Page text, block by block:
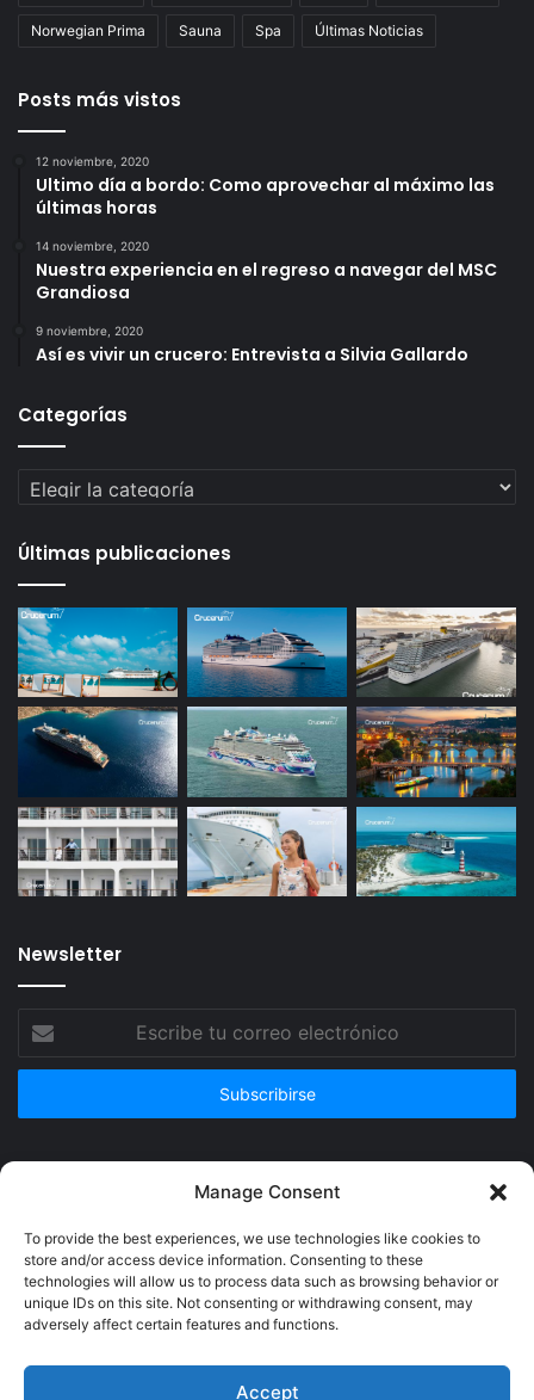
Manage Consent
To provide the best experiences, we use technologies like cookies to
store and/or access device information. Consenting to these
technologies will allow us to process data such as browsing behavior or
unique IDs on this site. Not consenting or withdrawing consent, may
adversely affect certain features and functions.
Accept
Norwegian Prima Sauna Spa Últimas Noticias
Posts más vistos
12 noviembre, 2020
Ultimo día a bordo: Como aprovechar al máximo las
últimas horas
14 noviembre, 2020
Nuestra experiencia en el regreso a navegar del MSC
Grandiosa
9 noviembre, 2020
Así es vivir un crucero: Entrevista a Silvia Gallardo
Categorías
Categorías
Últimas publicaciones
Newsletter
correo